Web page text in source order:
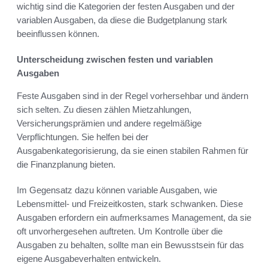
wichtig sind die Kategorien der festen Ausgaben und der
variablen Ausgaben, da diese die Budgetplanung stark
beeinflussen können.
Unterscheidung zwischen festen und variablen
Ausgaben
Feste Ausgaben sind in der Regel vorhersehbar und ändern
sich selten. Zu diesen zählen Mietzahlungen,
Versicherungsprämien und andere regelmäßige
Verpflichtungen. Sie helfen bei der
Ausgabenkategorisierung, da sie einen stabilen Rahmen für
die Finanzplanung bieten.
Im Gegensatz dazu können variable Ausgaben, wie
Lebensmittel- und Freizeitkosten, stark schwanken. Diese
Ausgaben erfordern ein aufmerksames Management, da sie
oft unvorhergesehen auftreten. Um Kontrolle über die
Ausgaben zu behalten, sollte man ein Bewusstsein für das
eigene Ausgabeverhalten entwickeln.